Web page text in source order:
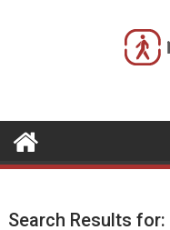
Search Results for: